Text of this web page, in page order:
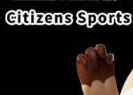
要
內